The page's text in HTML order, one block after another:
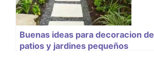
Buenas ideas para decoracion de
patios y jardines pequeños